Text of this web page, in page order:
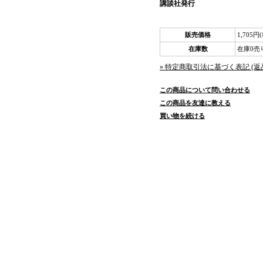
講談社発行
販売価格
1,705円
在庫数
在庫0売
» 特定商取引法に基づく表記 (返
この商品について問い合わせる
この商品を友達に教える
買い物を続ける